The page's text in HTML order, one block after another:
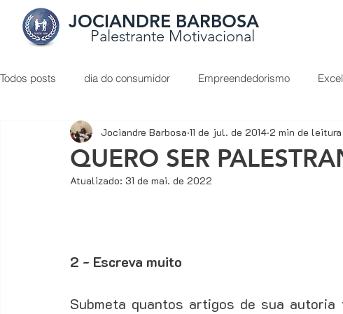
JOCIANDRE BARBOSA
Palestrante Motivacional
Todos posts dia do consumidor Empreendedorismo
Liderança O Poder do Otimismo palestrante de vendas
Dicas de conteúdos sobre vendas Digital Marketing
QUERO SER
Jociandre Barbosa 11 de jul. de 2014 2 min de leitura
Atualizado: 31 de mai. de 2022
2 - Escreva muito
Submeta quantos artigos de sua